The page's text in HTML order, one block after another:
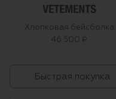
Хлопковая бейсболка
46 500 ₽
Быстрая покупка